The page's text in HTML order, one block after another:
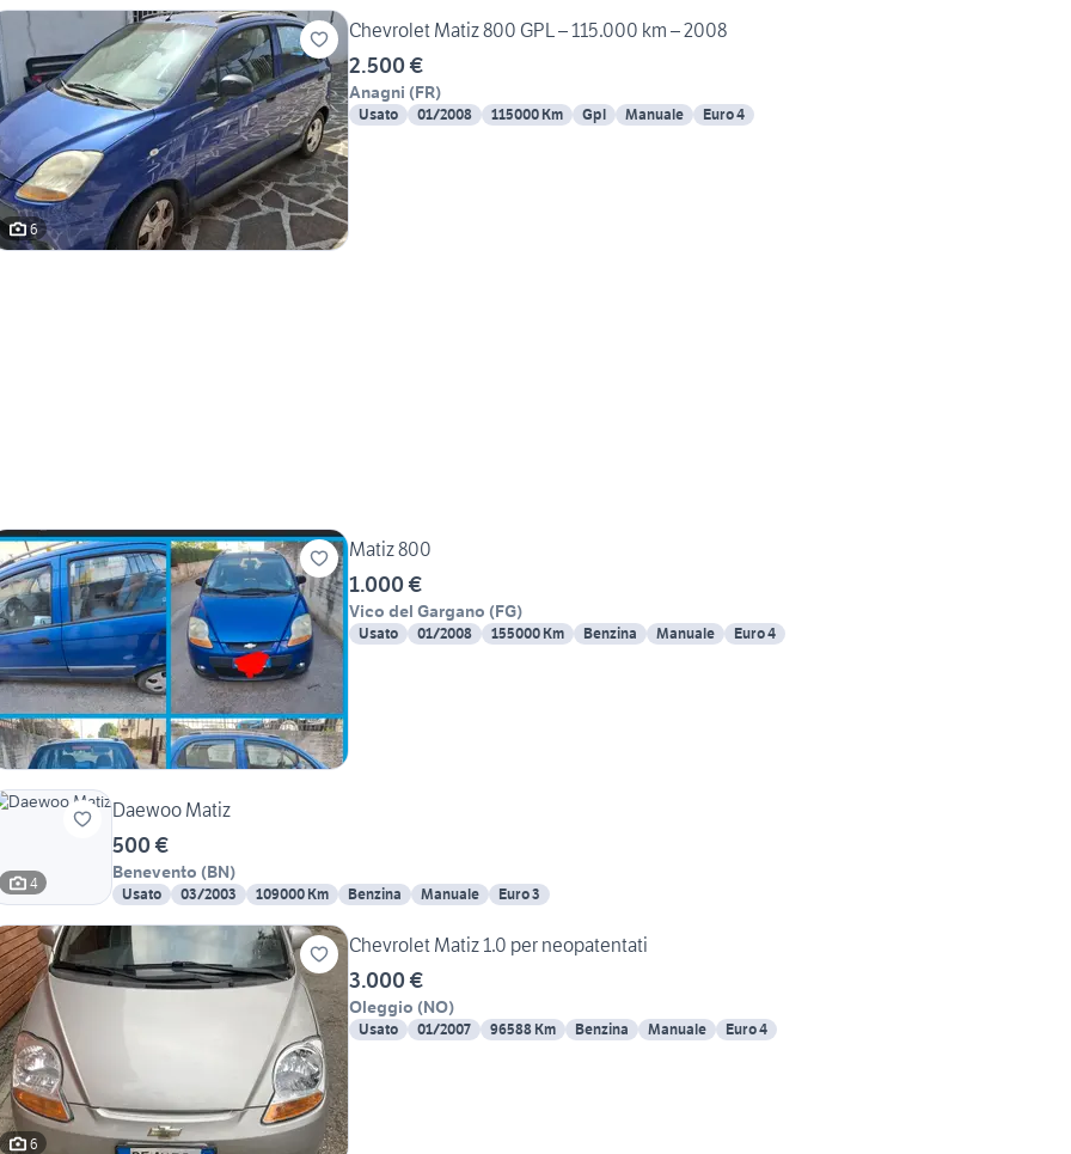
6
Chevrolet Matiz 800 GPL – 115.000 km – 2008
2.500 €
Anagni (FR)
Usato 01/2008 115000 Km Gpl Manuale Euro 4
Matiz 800
1.000 €
Vico del Gargano (FG)
Usato 01/2008 155000 Km Benzina Manuale Euro 4
4
Daewoo Matiz
500 €
Benevento (BN)
Usato 03/2003 109000 Km Benzina Manuale Euro 3
6
Chevrolet Matiz 1.0 per neopatentati
3.000 €
Oleggio (NO)
Usato 01/2007 96588 Km Benzina Manuale Euro 4